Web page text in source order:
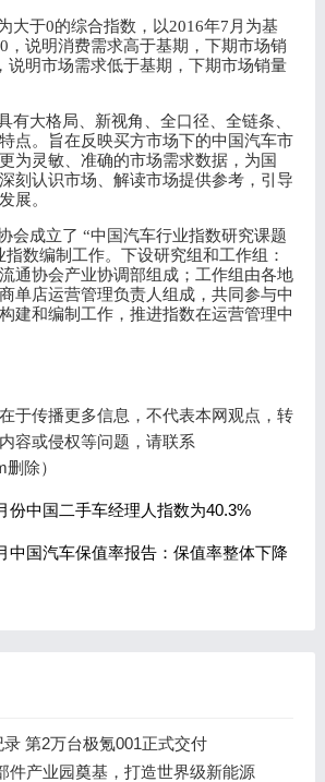
大于0的综合指数，以2016年7月为基
，说明消费需求高于基期，下期市场销
说明市场需求低于基期，下期市场销量
有大格局、新视角、全口径、全链条、
点。旨在反映买方市场下的中国汽车市
为灵敏、准确的市场需求数据，为国
刻认识市场、解读市场提供参考，引导
展。
会成立了 “中国汽车行业指数研究课题
数编制工作。下设研究组和工作组：
通协会产业协调部组成；工作组由各地
单店运营管理负责人组成，共同参与中
建和编制工作，推进指数在运营管理中
于传播更多信息，不代表本网观点，转
容或侵权等问题，请联系
除）
份中国二手车经理人指数为40.3%
中国汽车保值率报告：保值率整体下降
录 第2万台极氪001正式交付
件产业园奠基，打造世界级新能源